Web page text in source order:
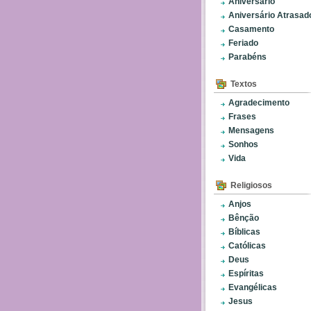
Aniversário
Casamento
Feriado
Parabéns
Textos
Agradecimento
Frases
Mensagens
Sonhos
Vida
Religiosos
Anjos
Bênção
Bíblicas
Católicas
Deus
Espíritas
Evangélicas
Jesus